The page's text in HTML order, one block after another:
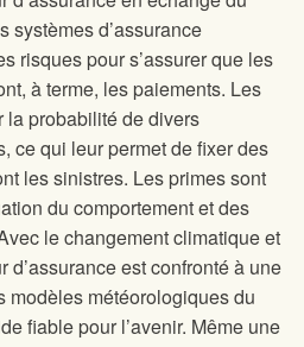
systèmes d’assurance
risques pour s’assurer que les
à terme, les paiements. Les
la probabilité de divers
ce qui leur permet de fixer des
les sinistres. Les primes sont
du comportement et des
le changement climatique et
d’assurance est confronté à une
modèles météorologiques du
fiable pour l’avenir. Même une